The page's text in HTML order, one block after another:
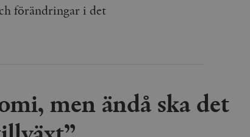
förändringar i det
men ändå ska det